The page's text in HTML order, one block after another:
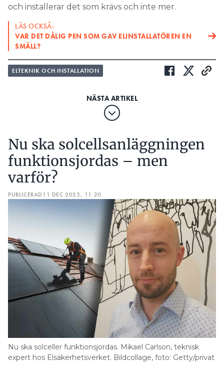
och installerar det som krävs och inte mer.
LÄS OCKSÅ:
VAR DET DÅLIG PEN SOM GAV ELINSTALLATÖREN EN
SMÄLL?
ELTEKNIK OCH INSTALLATION
Nu ska solcellsanläggningen
funktionsjordas – men
varför?
PUBLICERAD 11 DEC 2025, 11:20
Nu ska solceller funktionsjordas. Mikael Carlson, teknisk
expert hos Elsäkerhetsverket. Bildcollage, foto: Getty/privat